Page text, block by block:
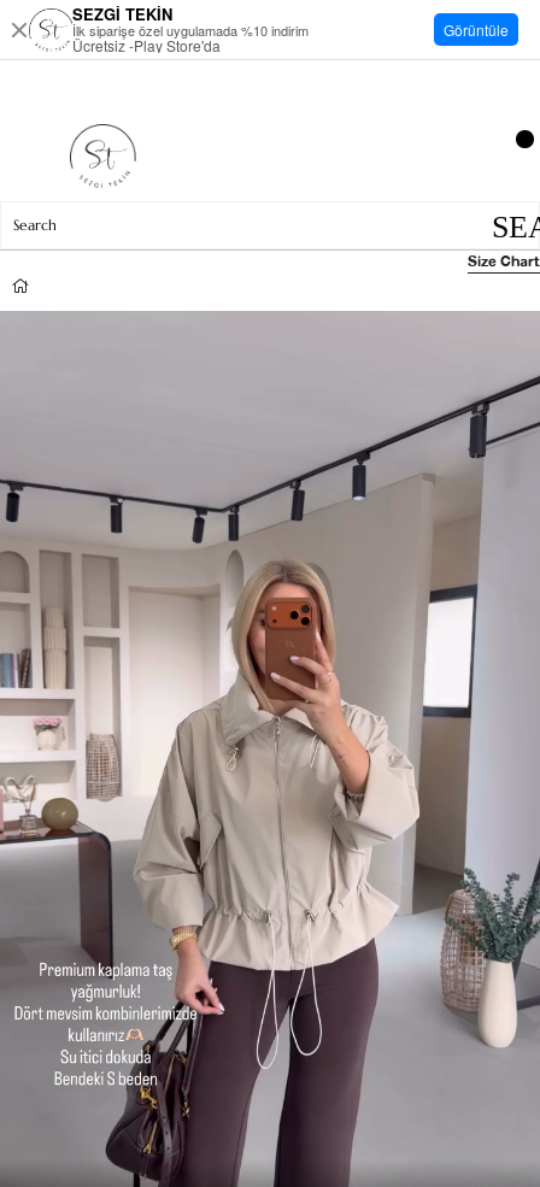
Size Chart
SEZGİ TEKİN
İlk siparişe özel uygulamada %10 indirim
Ücretsiz -Play Store'da
Görüntüle